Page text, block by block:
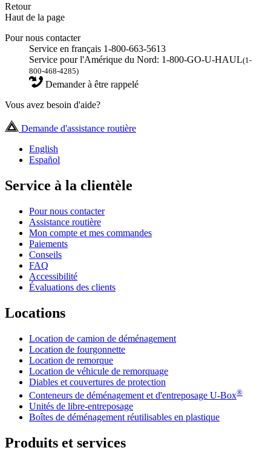
Retour
Haut de la page
Pour nous contacter
Service en français 1-800-663-5613
Service pour l'Amérique du Nord: 1-800-GO-U-HAUL(1-
800-468-4285)
Demander à être rappelé
Vous avez besoin d'aide?
Demande d'assistance routière
English
Español
Service à la clientèle
Pour nous contacter
Assistance routière
Mon compte et mes commandes
Paiements
Conseils
FAQ
Accessibilité
Évaluations des clients
Locations
Location de camion de déménagement
Location de fourgonnette
Location de remorque
Location de véhicule de remorquage
Diables et couvertures de protection
Conteneurs de déménagement et d'entreposage U-Box®
Unités de libre-entreposage
Boîtes de déménagement réutilisables en plastique
Produits et services